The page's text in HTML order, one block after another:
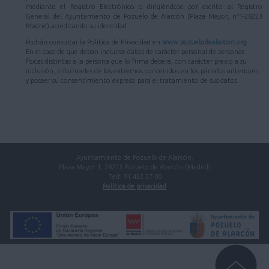
mediante el Registro Electrónico o dirigiéndose por escrito al Registro
General del Ayuntamiento de Pozuelo de Alarcón (Plaza Mayor, nº1-28223
Madrid) acreditando su identidad.
Podrán consultar la Política de Privacidad en www.pozuelodealarcon.org
En el caso de que deban incluirse datos de carácter personal de personas
físicas distintas a la persona que lo firma deberá, con carácter previo a su
inclusión, informarles de los extremos contenidos en los párrafos anteriores
y poseer su consentimiento expreso para el tratamiento de sus datos.
Ayuntamiento de Pozuelo de Alarcón.
Plaza Mayor 1, 28223 Pozuelo de Alarcón (Madrid)
Telf. 91 452 27 00
Política de privacidad